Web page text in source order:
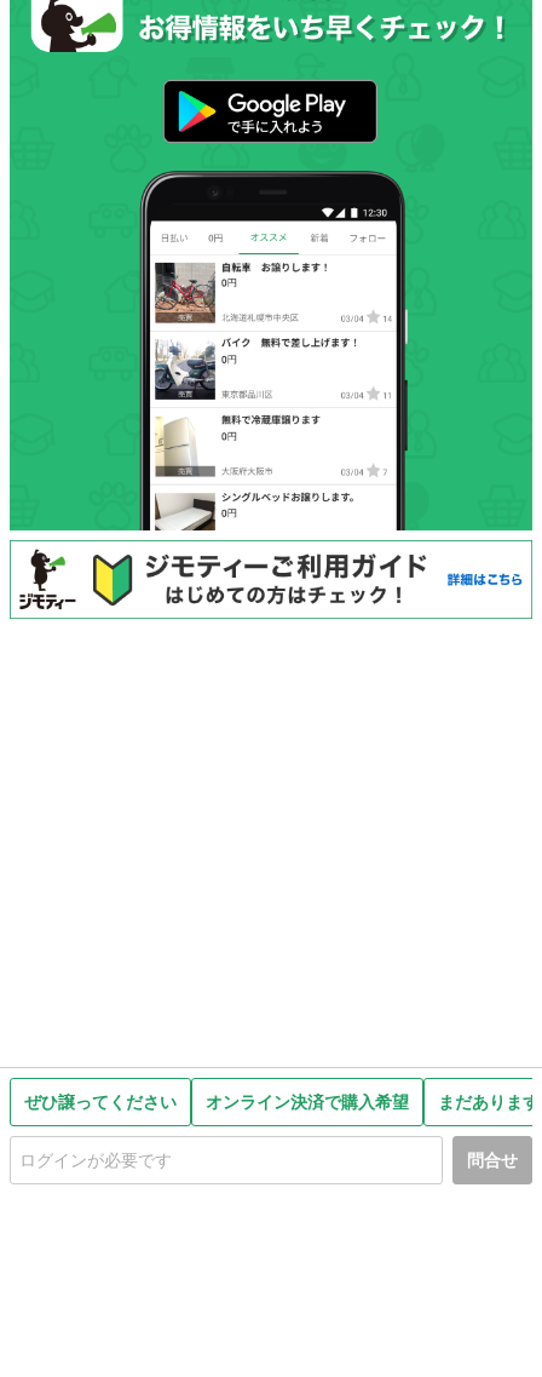
ぜひ譲ってください オンライン決済で購入希望 まだありま
問合せ